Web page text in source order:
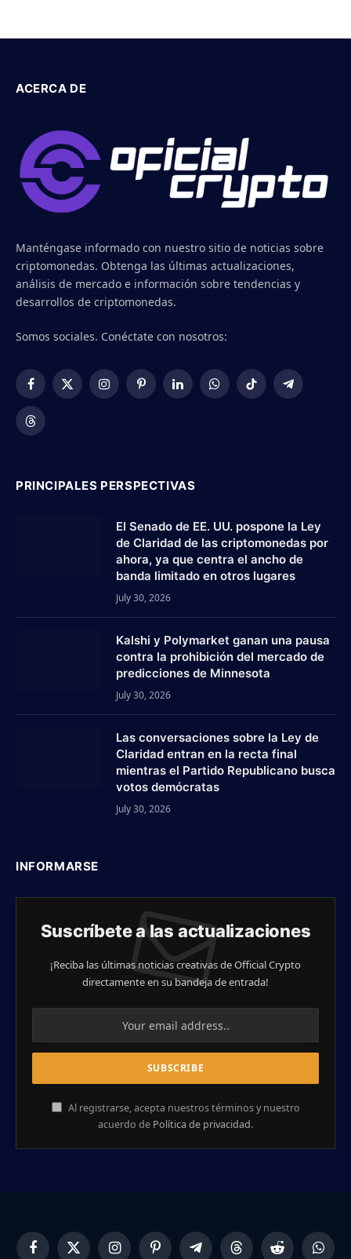
ACERCA DE
Manténgase informado con nuestro sitio de noticias sobre
criptomonedas. Obtenga las últimas actualizaciones,
análisis de mercado e información sobre tendencias y
desarrollos de criptomonedas.
Somos sociales. Conéctate con nosotros:
Facebook
X
InstagramPinterestLinkedInWhatsAppTikTok Telegram
Threads
PRINCIPALES PERSPECTIVAS
El Senado de EE. UU. pospone la Ley
de Claridad de las criptomonedas por
ahora, ya que centra el ancho de
banda limitado en otros lugares
July 30, 2026
Kalshi y Polymarket ganan una pausa
contra la prohibición del mercado de
predicciones de Minnesota
July 30, 2026
Las conversaciones sobre la Ley de
Claridad entran en la recta final
mientras el Partido Republicano busca
votos demócratas
July 30, 2026
INFORMARSE
Suscríbete a las actualizaciones
¡Reciba las últimas noticias creativas de Official Crypto
directamente en su bandeja de entrada!
Al registrarse, acepta nuestros términos y nuestro
acuerdo de Política de privacidad.
FacebookX InstagramPinterestTelegramThreads Reddit